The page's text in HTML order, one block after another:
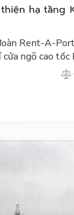
công
Rent-A-
ngõ cao tốc
hoàn thiện,